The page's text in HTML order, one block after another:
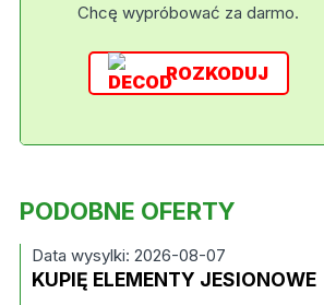
Chcę wypróbować za darmo.
ROZKODUJ
PODOBNE OFERTY
Data wysylki: 2026-08-07
KUPIĘ ELEMENTY JESIONOWE